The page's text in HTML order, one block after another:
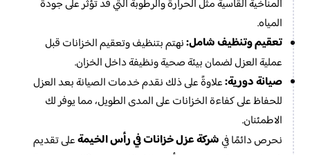
المناخية القاسية مثل الحرارة والرطوبة التي قد تؤثر على جودة
المياه.
تعقيم وتنظيف شامل:نهتم بتنظيف وتعقيم الخزانات قبل
عملية العزل لضمان بيئة صحية ونظيفة داخل الخزان.
صيانة دورية:علاوةً على ذلك نقدم خدمات الصيانة بعد العزل
للحفاظ على كفاءة الخزانات على المدى الطويل، مما يوفر لك
الاطمئنان.
نحرص دائمًا فيشركة عزل خزانات في رأس الخيمةعلى تقديم